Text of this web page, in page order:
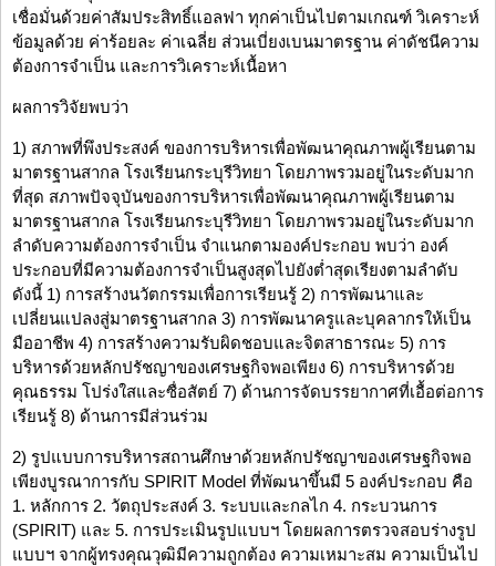
เชื่อมั่นด้วยค่าสัมประสิทธิ์แอลฟา ทุกค่าเป็นไปตามเกณฑ์ วิเคราะห์
ข้อมูลด้วย ค่าร้อยละ ค่าเฉลี่ย ส่วนเบี่ยงเบนมาตรฐาน ค่าดัชนีความ
ต้องการจำเป็น และการวิเคราะห์เนื้อหา
ผลการวิจัยพบว่า
1) สภาพที่พึงประสงค์ ของการบริหารเพื่อพัฒนาคุณภาพผู้เรียนตาม
มาตรฐานสากล โรงเรียนกระบุรีวิทยา โดยภาพรวมอยู่ในระดับมาก
ที่สุด สภาพปัจจุบันของการบริหารเพื่อพัฒนาคุณภาพผู้เรียนตาม
มาตรฐานสากล โรงเรียนกระบุรีวิทยา โดยภาพรวมอยู่ในระดับมาก
ลำดับความต้องการจำเป็น จำแนกตามองค์ประกอบ พบว่า องค์
ประกอบที่มีความต้องการจำเป็นสูงสุดไปยังต่ำสุดเรียงตามลำดับ
ดังนี้ 1) การสร้างนวัตกรรมเพื่อการเรียนรู้ 2) การพัฒนาและ
เปลี่ยนแปลงสู่มาตรฐานสากล 3) การพัฒนาครูและบุคลากรให้เป็น
มืออาชีพ 4) การสร้างความรับผิดชอบและจิตสาธารณะ 5) การ
บริหารด้วยหลักปรัชญาของเศรษฐกิจพอเพียง 6) การบริหารด้วย
คุณธรรม โปร่งใสและซื่อสัตย์ 7) ด้านการจัดบรรยากาศที่เอื้อต่อการ
เรียนรู้ 8) ด้านการมีส่วนร่วม
2) รูปแบบการบริหารสถานศึกษาด้วยหลักปรัชญาของเศรษฐกิจพอ
เพียงบูรณาการกับ SPIRIT Model ที่พัฒนาขึ้นมี 5 องค์ประกอบ คือ
1. หลักการ 2. วัตถุประสงค์ 3. ระบบและกลไก 4. กระบวนการ
(SPIRIT) และ 5. การประเมินรูปแบบฯ โดยผลการตรวจสอบร่างรูป
แบบฯ จากผู้ทรงคุณวุฒิมีความถูกต้อง ความเหมาะสม ความเป็นไป